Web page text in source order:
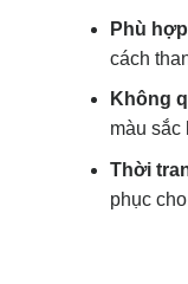
Phù
cách
Không
màu sắc
Thời
phục